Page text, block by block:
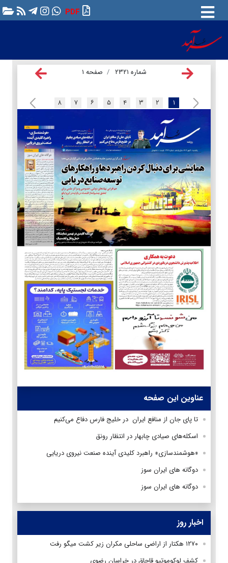
PDF
شماره ۲۳۲۱ صفحه ۱
۱ ۲ ۳ ۴ ۵ ۶ ۷ ۸
عناوین این صفحه
تا پای جان از منافع ایران در خلیج فارس دفاع می‌کنیم
اسکله‌های صیادی چابهار در انتظار رونق
«هوشمندسازی» راهبرد کلیدی آینده صنعت نیروی دریایی
دوگانه های ایران سوز
دوگانه های ایران سوز
اخبار روز
۱۲۷۰ هکتار از اراضی ساحلی مکران زیر کشت میگو رفت
کشف لوکوموتیو قاچاق در خراسان رضوی